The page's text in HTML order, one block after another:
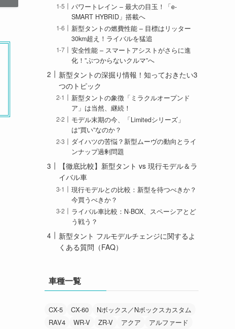
パワートレイン – 最大の目玉！「e-
SMART HYBRID」搭載へ
新型タントの燃費性能 – 目標はリッター
30km超え！ライバルを猛追
安全性能 – スマートアシストがさらに進
化！”ぶつからないクルマ”へ
新型タントの深掘り情報！知っておきたい3
つのトピック
新型タントの象徴「ミラクルオープンド
ア」は当然、継続！
モデル末期の今、「Limitedシリーズ」
は”買い”なのか？
ダイハツの苦悩？新型ムーヴの動向とライ
ンナップ過剰問題
【徹底比較】新型タント vs 現行モデル＆ラ
イバル車
現行モデルとの比較：新型を待つべきか？
今買うべきか？
ライバル車比較：N-BOX、スペーシアとど
う戦う？
新型タント フルモデルチェンジに関するよ
くある質問（FAQ）
車種一覧
CX-5 CX-60
Nボックス／Nボックスカスタム
RAV4
WR-V ZR-V アクア
アルファード